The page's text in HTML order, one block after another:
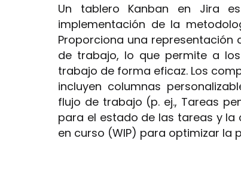
Un tablero Kanban en Jira
implementación de la
Proporciona una
de trabajo, lo que permite a
trabajo de forma eficaz. Los
incluyen columnas
flujo de trabajo (p. ej., Tareas
para el estado de las tareas y
en curso (WIP) para optimizar la